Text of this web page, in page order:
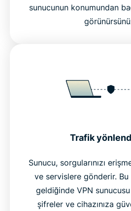
sunucunun konumundan
Trafik
Sunucu, sorgularınızı
ve servislere gönderir. Bu
geldiğinde VPN
şifreler ve cihazınıza